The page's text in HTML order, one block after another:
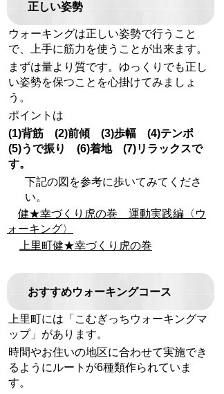
正しい姿勢
ウォーキングは正しい姿勢で行うこと
で、上手に筋力を使うことが出来ます。
まずは量より質です。ゆっくりでも正し
い姿勢を保つことを心掛けてみましょ
う。
ポイントは
(1)背筋 (2)前傾 (3)歩幅 (4)テンポ
(5)うで振り (6)着地 (7)リラックスで
す。
下記の図を参考に歩いてみてくださ
い。
健★幸づくり虎の巻 運動実践編〈ウ
ォーキング〉
上里町健★幸づくり虎の巻
おすすめウォーキングコース
上里町には「こむぎっちウォーキングマ
ップ」があります。
時間やお住いの地区に合わせて実施でき
るようにルートが6種類作られていま
す。